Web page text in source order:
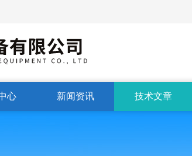
心 新闻资讯 技术文章